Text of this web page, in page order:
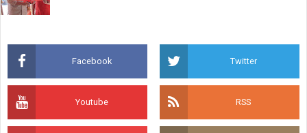
Facebook Twitter
Youtube RSS